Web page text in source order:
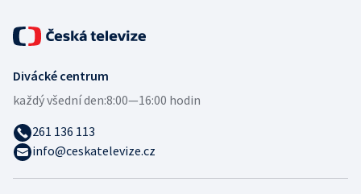
Divácké centrum
každý všední den:8:00—16:00 hodin
261 136 113
info@ceskatelevize.cz